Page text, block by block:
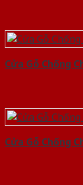
Cửa Gỗ Chống
Cửa Gỗ Chống